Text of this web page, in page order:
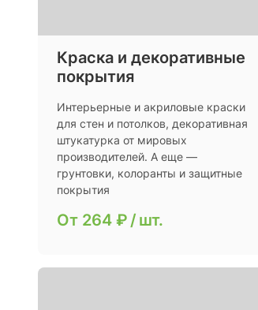
Краска и декоративные
покрытия
Интерьерные и акриловые краски
для стен и потолков, декоративная
штукатурка от мировых
производителей. А еще —
грунтовки, колоранты и защитные
покрытия
От 264 ₽ / шт.